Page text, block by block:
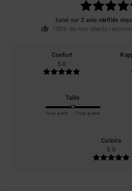
basé sur 2 avis vérifiés
100% de nos clients
Confort
5.0
Taille
Trop petit Trop grand
Coloris
5.0